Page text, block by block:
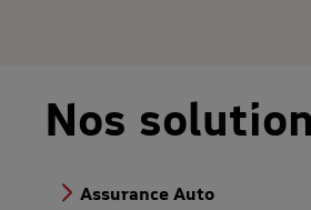
Nos
Assurance Auto